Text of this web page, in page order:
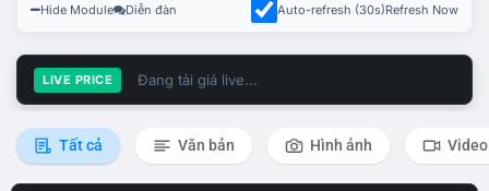
Hide Module Diễn đàn Auto-refresh (30s)Refresh Now
LIVE PRICE Đang tải giá live...
Tất cả Văn bản Hình ảnh Video